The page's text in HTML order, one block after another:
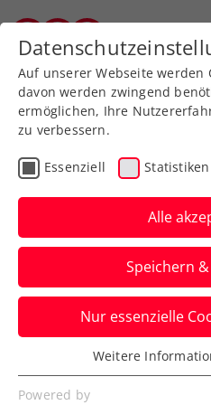
News filtern
Auf unserer Webseite werden
davon werden zwingend
ermöglichen, Ihre
zu verbessern.
Essenziell Statistiken
Alle
Speichern
Nur essenzielle
Essenziell
Essenzielle Cookies werden
Weitere
Powered by